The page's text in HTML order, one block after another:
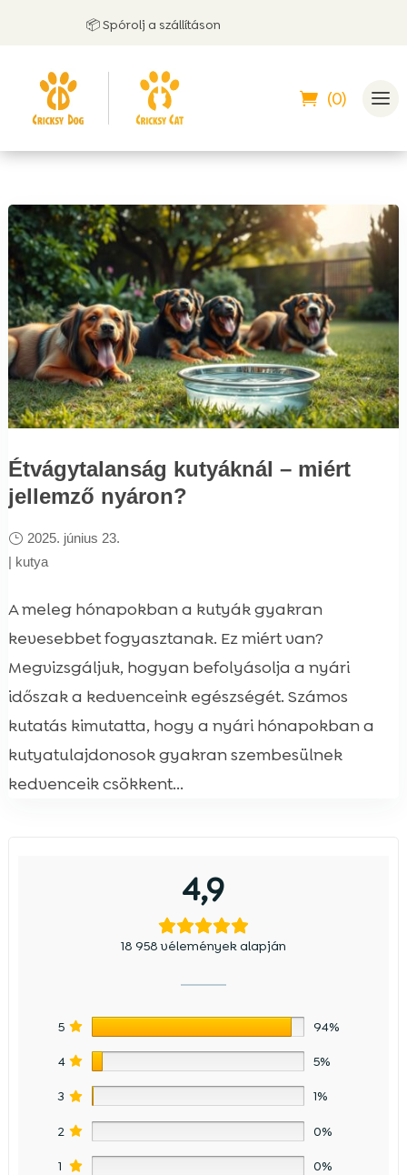
📦 Spórolj a szállításon
(0)
Étvágytalanság kutyáknál – miért
jellemző nyáron?
2025. június 23.
| kutya
A meleg hónapokban a kutyák gyakran
kevesebbet fogyasztanak. Ez miért van?
Megvizsgáljuk, hogyan befolyásolja a nyári
időszak a kedvenceink egészségét. Számos
kutatás kimutatta, hogy a nyári hónapokban a
kutyatulajdonosok gyakran szembesülnek
kedvenceik csökkent...
4,9
18 958 vélemények alapján
5 94%
4 5%
3 1%
2 0%
1 0%